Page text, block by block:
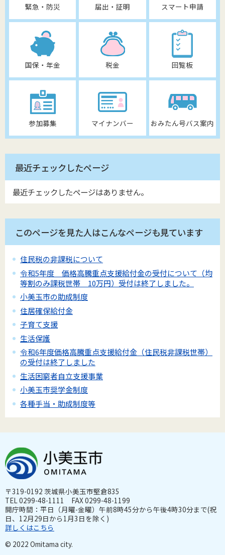
緊急・防災 届出・証明 スマート申請
国保・年金 税金 回覧板
参加募集 マイナンバー おみたん号バス案内
最近チェックしたページ
最近チェックしたページはありません。
このページを見た人はこんなページも見ています
住民税の非課税について
令和5年度 価格高騰重点支援給付金の受付について（均
等割のみ課税世帯 10万円）受付は終了しました。
小美玉市の助成制度
住居確保給付金
子育て支援
生活保護
令和6年度価格高騰重点支援給付金（住民税非課税世帯）
の受付は終了しました
生活困窮者自立支援事業
小美玉市奨学金制度
各種手当・助成制度等
〒319-0192 茨城県小美玉市堅倉835
TEL 0299-48-1111 FAX 0299-48-1199
開庁時間：平日（月曜-金曜）午前8時45分から午後4時30分まで(祝
日、12月29日から1月3日を除く)
詳しくはこちら
© 2022 Omitama city.